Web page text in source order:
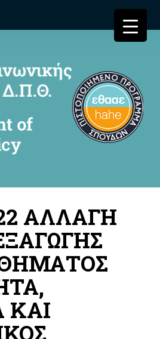
ΑΛΛΑΓΗ
ΚΑΙ